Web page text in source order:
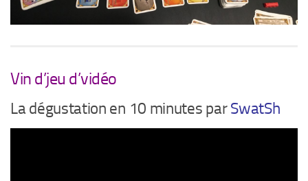
Vin d’jeu d’vidéo
La dégustation en 10 minutes parSwatSh